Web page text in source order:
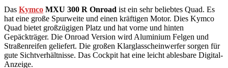
Das Kymco MXU 300 R Onroad ist ein sehr beliebtes Quad. Es
hat eine große Spurweite und einen kräftigen Motor. Dies Kymco
Quad bietet großzügigen Platz und hat vorne und hinten
Gepäckträger. Die Onroad Version wird Aluminium Felgen und
Straßenreifen geliefert. Die großen Klarglasscheinwerfer sorgen für
gute Sichtverhältnisse. Das Cockpit hat eine leicht ablesbare Digital-
Anzeige.